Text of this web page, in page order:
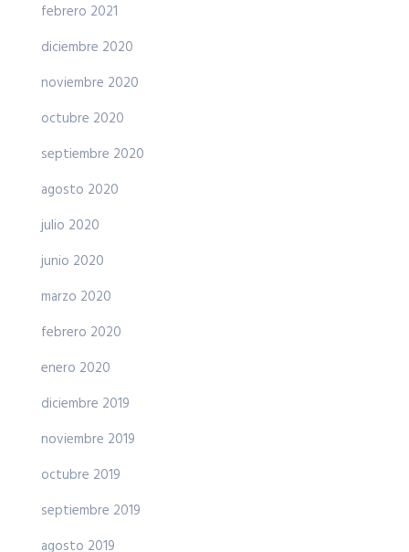
febrero 2021
diciembre 2020
noviembre 2020
octubre 2020
septiembre 2020
agosto 2020
julio 2020
junio 2020
marzo 2020
febrero 2020
enero 2020
diciembre 2019
noviembre 2019
octubre 2019
septiembre 2019
agosto 2019